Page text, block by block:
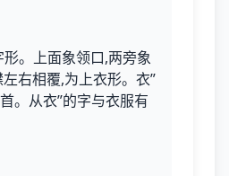
。上面象领口,两旁象
右相覆,为上衣形。衣”
。从衣”的字与衣服有